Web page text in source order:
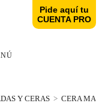
Y CERAS > CERA
Pide aquí tu
CUENTA PRO